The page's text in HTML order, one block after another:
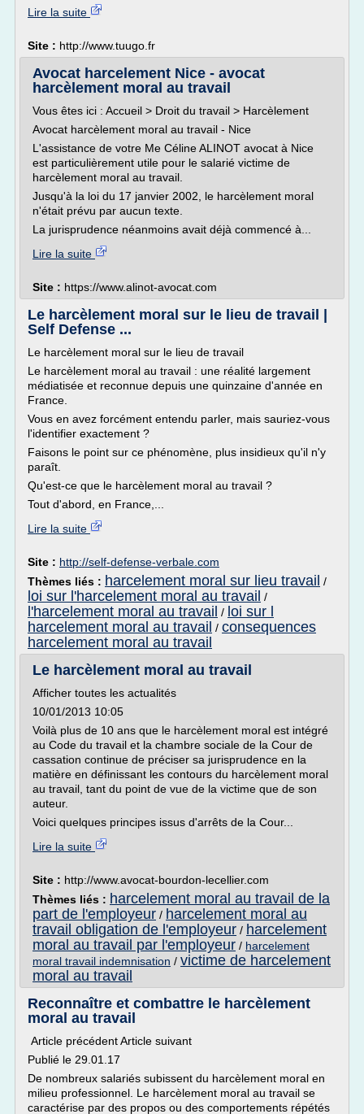
Lire la suite
Site : http://www.tuugo.fr
Avocat harcelement Nice - avocat
harcèlement moral au travail
Vous êtes ici : Accueil > Droit du travail > Harcèlement
Avocat harcèlement moral au travail - Nice
L'assistance de votre Me Céline ALINOT avocat à Nice
est particulièrement utile pour le salarié victime de
harcèlement moral au travail.
Jusqu'à la loi du 17 janvier 2002, le harcèlement moral
n'était prévu par aucun texte.
La jurisprudence néanmoins avait déjà commencé à...
Lire la suite
Site : https://www.alinot-avocat.com
Le harcèlement moral sur le lieu de travail |
Self Defense ...
Le harcèlement moral sur le lieu de travail
Le harcèlement moral au travail : une réalité largement
médiatisée et reconnue depuis une quinzaine d'année en
France.
Vous en avez forcément entendu parler, mais sauriez-vous
l'identifier exactement ?
Faisons le point sur ce phénomène, plus insidieux qu'il n'y
paraît.
Qu'est-ce que le harcèlement moral au travail ?
Tout d'abord, en France,...
Lire la suite
Site : http://self-defense-verbale.com
Thèmes liés : harcelement moral sur lieu travail /
loi sur l'harcelement moral au travail /
l'harcelement moral au travail / loi sur l
harcelement moral au travail / consequences
harcelement moral au travail
Le harcèlement moral au travail
Afficher toutes les actualités
10/01/2013 10:05
Voilà plus de 10 ans que le harcèlement moral est intégré
au Code du travail et la chambre sociale de la Cour de
cassation continue de préciser sa jurisprudence en la
matière en définissant les contours du harcèlement moral
au travail, tant du point de vue de la victime que de son
auteur.
Voici quelques principes issus d'arrêts de la Cour...
Lire la suite
Site : http://www.avocat-bourdon-lecellier.com
Thèmes liés : harcelement moral au travail de la
part de l'employeur / harcelement moral au
travail obligation de l'employeur / harcelement
moral au travail par l'employeur / harcelement
moral travail indemnisation / victime de harcelement
moral au travail
Reconnaître et combattre le harcèlement
moral au travail
Article précédent Article suivant
Publié le 29.01.17
De nombreux salariés subissent du harcèlement moral en
milieu professionnel. Le harcèlement moral au travail se
caractérise par des propos ou des comportements répétés